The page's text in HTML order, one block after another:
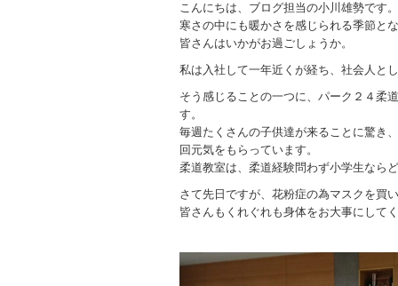
こんにちは、ブログ担当の小川雄勢です。
寒さの中にも暖かさを感じられる季節と
皆さんはいかがお過ごしょうか。
私は入社して一年近くが経ち、社会人と
そう感じることの一つに、パーク２４柔
す。
毎週たくさんの子供達が来ることに驚き
回元気をもらっています。
柔道教室は、柔道経験問わず小学生なら
さて先日ですが、花粉症の為マスクを買
皆さんもくれぐれも身体をお大事にして